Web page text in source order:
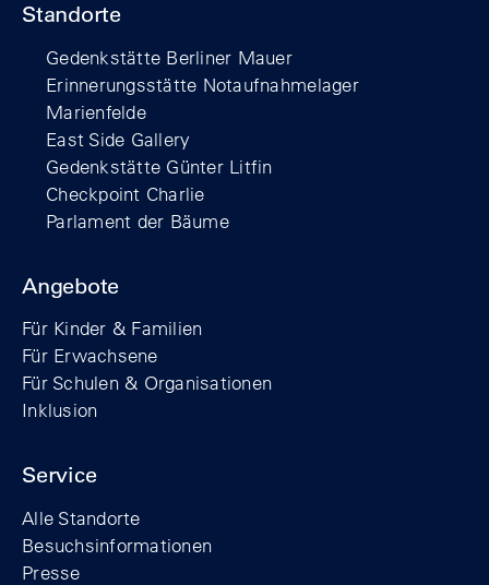
Standorte
Gedenkstätte Berliner Mauer
Erinnerungsstätte Notaufnahmelager
Marienfelde
East Side Gallery
Gedenkstätte Günter Litfin
Checkpoint Charlie
Parlament der Bäume
Angebote
Für Kinder & Familien
Für Erwachsene
Für Schulen & Organisationen
Inklusion
Service
Alle Standorte
Besuchsinformationen
Presse